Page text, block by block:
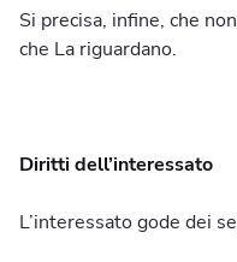
Si precisa, infine, che
che La riguardano.
Diritti dell’interessato
L’interessato gode dei